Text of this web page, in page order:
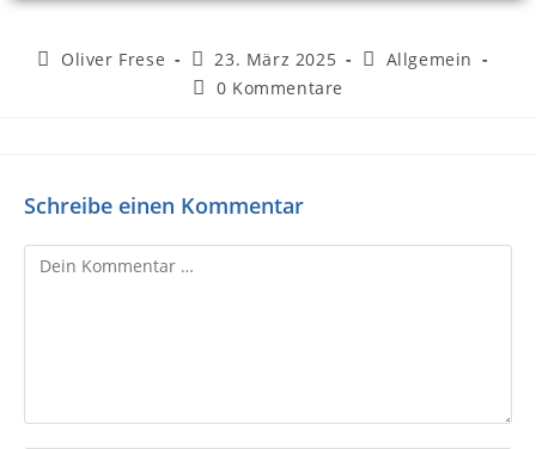
Oliver Frese 23. März 2025
Allgemein
0 Kommentare
Schreibe einen Kommentar